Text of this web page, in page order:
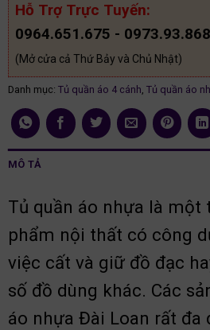
Hỗ Trợ Trực Tuyến:
0964.651.675 -
(Mở cửa cả Thứ Bảy và Chủ Nhật)
Danh mục: Tủ quần áo 4 cánh, Tủ quần áo
MÔ TẢ
Tủ quần áo nhựa là một
phẩm nội thất có công
việc cất và giữ đồ đạc
số đồ dùng khác. Các
áo nhựa Đài Loan rất đa